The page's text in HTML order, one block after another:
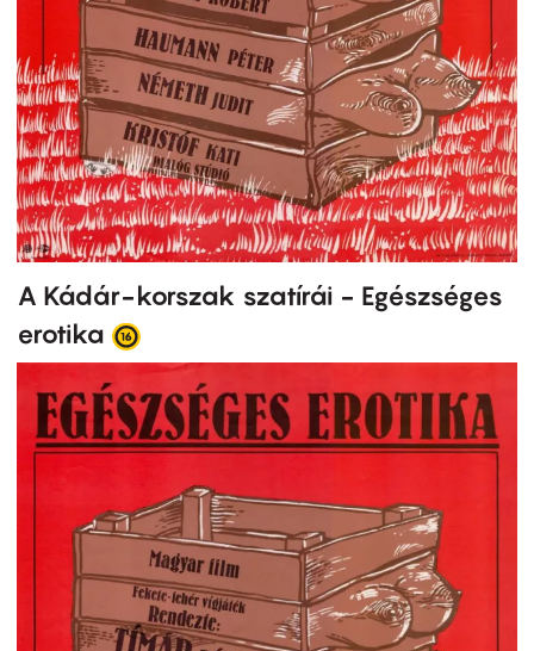
A Kádár-korszak szatírái - Egészséges
erotika